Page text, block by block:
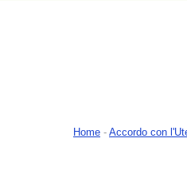
Home - Accordo con